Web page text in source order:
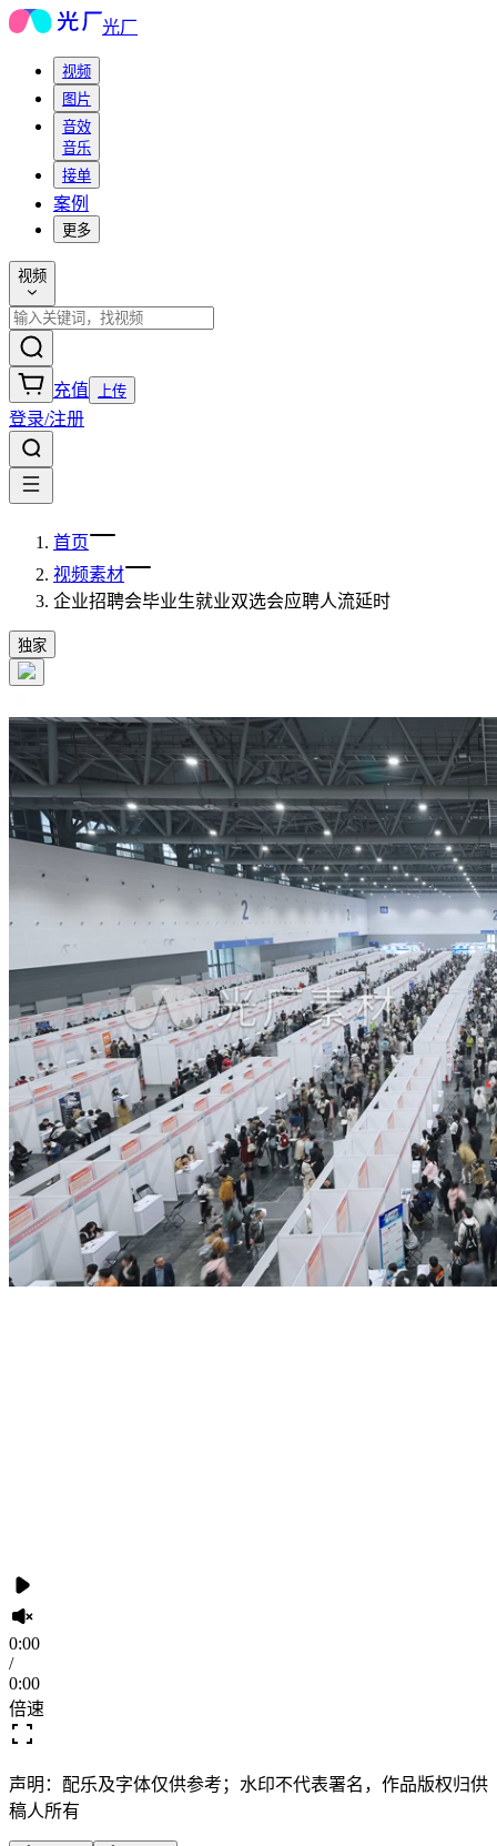
光厂
视频
图片
音效
音乐
接单
案例
更多
视频
充值 上传
登录/注册
首页
视频素材
企业招聘会毕业生就业双选会应聘人流延时
独家
0:00
/
0:00
倍速
声明：配乐及字体仅供参考；水印不代表署名，作品版权归供
稿人所有